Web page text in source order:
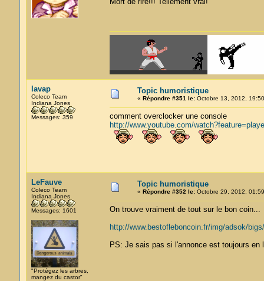
lavap
Coleco Team
Indiana Jones
Messages: 359
Topic humoristique
« Répondre #351 le:Octobre 13, 2012,
comment overclocker une console
http://www.youtube.com/
LeFauve
Coleco Team
Indiana Jones
Messages: 1601
"Protégez les arbres,
mangez du castor"
Topic humoristique
« Répondre #352 le:Octobre 29, 2012,
On trouve vraiment de tout sur le bon coin...
http://www.bestofleboncoin.fr/img/adsok/
PS: Je sais pas si l'annonce est toujours en